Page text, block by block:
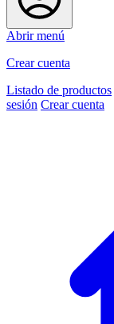
Abrir menú
Crear cuenta
Listado de productos
sesión Crear cuenta